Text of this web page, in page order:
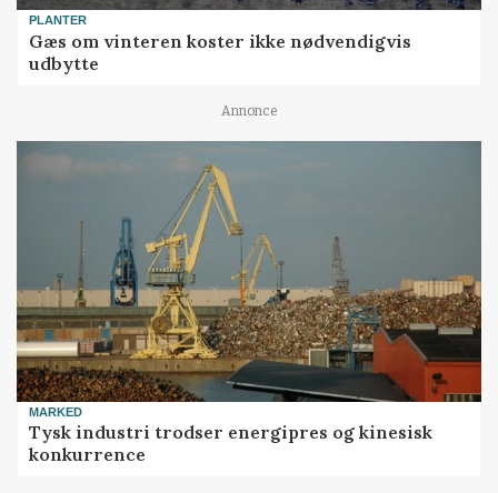
PLANTER
Gæs om vinteren koster ikke nødvendigvis
udbytte
Annonce
MARKED
Tysk industri trodser energipres og kinesisk
konkurrence